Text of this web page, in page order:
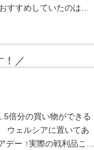
すすめしていたのは、
！／
倍分の買い物ができる
ウェルシアに置いてあ
ー ↑実際の戦利品これ